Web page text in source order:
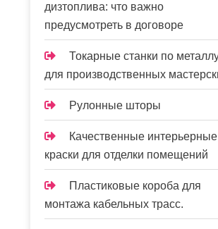
дизтоплива: что важно
предусмотреть в договоре
Токарные станки по
для производственных
Рулонные шторы
Качественные интерьерные
краски для отделки помещений
Пластиковые короба для
монтажа кабельных трасс.